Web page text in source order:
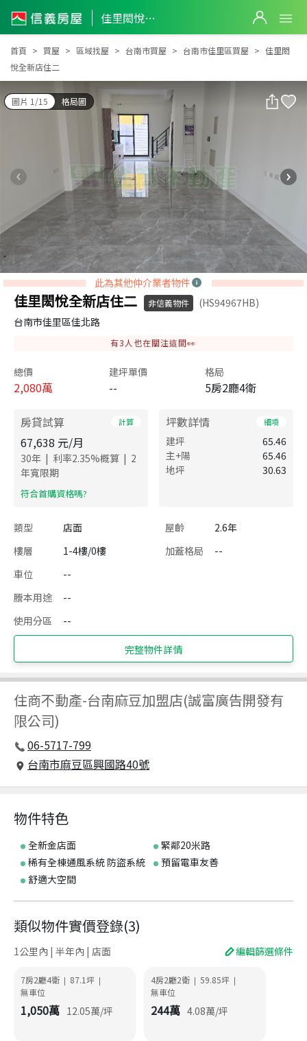
佳里閎悅全新店住二
佳里閎悅全新店住二
首頁 買屋 區域找屋 台南市買屋 台南市佳里區買屋
佳里閎
悅全新店住二
圖片 1/15 格局圖
此為其他仲介業者物件
佳里閎悅全新店住二 非信義物件
(HS94967HB)
台南市佳里區佳北路
有3 人也在關注這間👀
總價
2,080萬
建坪單價
--
格局
5房2廳4衛
房貸試算 計算
67,638 元/月
30年 | 利率2.35%概算 | 2
年寬限期
​符合首購資格嗎?
坪數詳情 細項
建坪
65.46
主+陽
65.46
地坪
30.63
類型 店面 屋齡
2.6年
樓層
1-4樓/0樓 加蓋格局
--
車位
--
謄本用途
--
使用分區
--
完整物件詳情
住商不動產-台南麻豆加盟店(誠富廣告開發有
限公司)
06-5717-799
台南市麻豆區興國路40號
物件特色
全新金店面
緊鄰20米路
稀有全棟通風系統 防盜系統
預留電車友善
舒適大空間
類似物件實價登錄(3)
1公里內 | 半年內 | 店面 編輯篩選條件
7房2廳4衛 | 87.1坪 |
無車位
1,050萬 12.05萬/坪
4房2廳2衛 | 59.85坪 |
無車位
244萬 4.08萬/坪